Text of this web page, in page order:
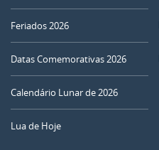
Feriados 2026
Datas Comemorativas 2026
Calendário Lunar de 2026
Lua de Hoje